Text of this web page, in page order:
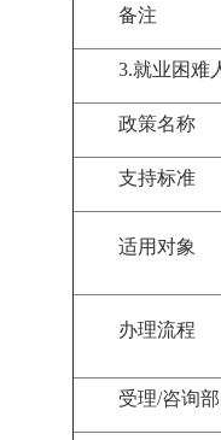
备注
3.就业困难
政策名称
支持标准
适用对象
办理流程
受理/咨询